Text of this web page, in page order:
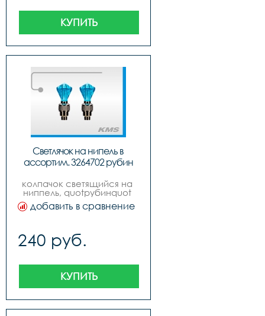
КУПИТЬ
Светлячок на нипель в
ассортим. 3264702 рубин
колпачок светящийся на
ниппель, quotрубинquot
индивидуальная упаковка
на блистере, русский
добавить в сравнение
240 руб.
КУПИТЬ